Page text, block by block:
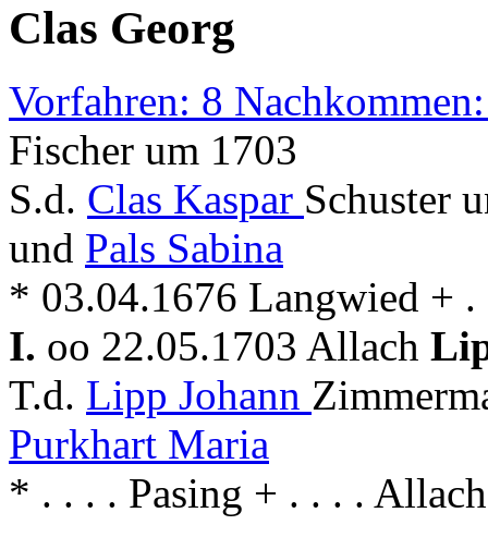
Clas Georg
Vorfahren: 8
Fischer um 1703
S.d. Clas Kaspar Schuster
und Pals Sabina
* 03.04.1676 Langwied +
I. oo 22.05.1703 Allach
T.d. Lipp Johann
Purkhart Maria
* . . . . Pasing + . . . . Allach